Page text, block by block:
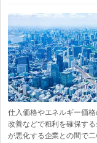
仕入価格やエネルギー価
改善などで粗利を確保す
が悪化する企業との間で二